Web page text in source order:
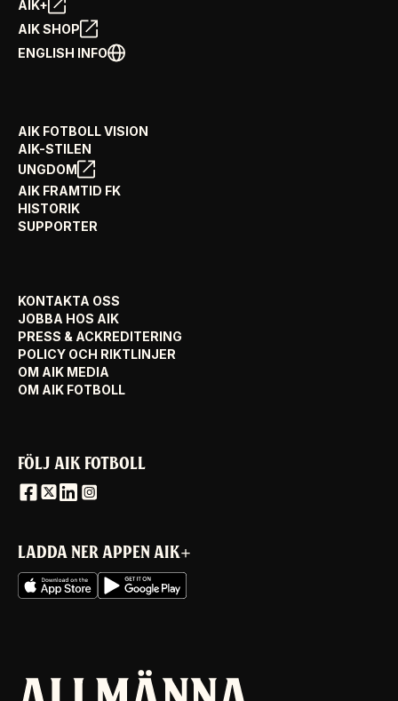
AIK+
AIK SHOP
ENGLISH INFO
AIK FOTBOLL VISION
AIK-STILEN
UNGDOM
AIK FRAMTID FK
HISTORIK
SUPPORTER
KONTAKTA OSS
JOBBA HOS AIK
PRESS & ACKREDITERING
POLICY OCH RIKTLINJER
OM AIK MEDIA
OM AIK FOTBOLL
FÖLJ AIK FOTBOLL
LADDA NER APPEN AIK+